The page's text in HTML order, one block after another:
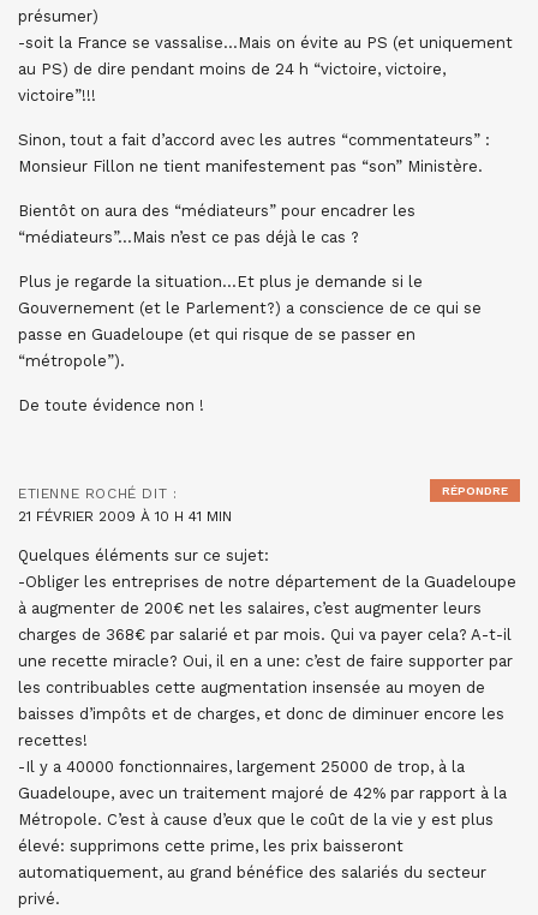
présumer)
-soit la France se vassalise…Mais on évite au PS (et uniquement
au PS) de dire pendant moins de 24 h “victoire, victoire,
victoire”!!!
Sinon, tout a fait d’accord avec les autres “commentateurs” :
Monsieur Fillon ne tient manifestement pas “son” Ministère.
Bientôt on aura des “médiateurs” pour encadrer les
“médiateurs”…Mais n’est ce pas déjà le cas ?
Plus je regarde la situation…Et plus je demande si le
Gouvernement (et le Parlement?) a conscience de ce qui se
passe en Guadeloupe (et qui risque de se passer en
“métropole”).
De toute évidence non !
ETIENNE ROCHÉ DIT :
21 FÉVRIER 2009 À 10 H 41 MIN
Quelques éléments sur ce sujet:
-Obliger les entreprises de notre département de la Guadeloupe
à augmenter de 200€ net les salaires, c’est augmenter leurs
charges de 368€ par salarié et par mois. Qui va payer cela? A-t-il
une recette miracle? Oui, il en a une: c’est de faire supporter par
les contribuables cette augmentation insensée au moyen de
baisses d’impôts et de charges, et donc de diminuer encore les
recettes!
-Il y a 40000 fonctionnaires, largement 25000 de trop, à la
Guadeloupe, avec un traitement majoré de 42% par rapport à la
Métropole. C’est à cause d’eux que le coût de la vie y est plus
élevé: supprimons cette prime, les prix baisseront
automatiquement, au grand bénéfice des salariés du secteur
privé.
RÉPONDRE